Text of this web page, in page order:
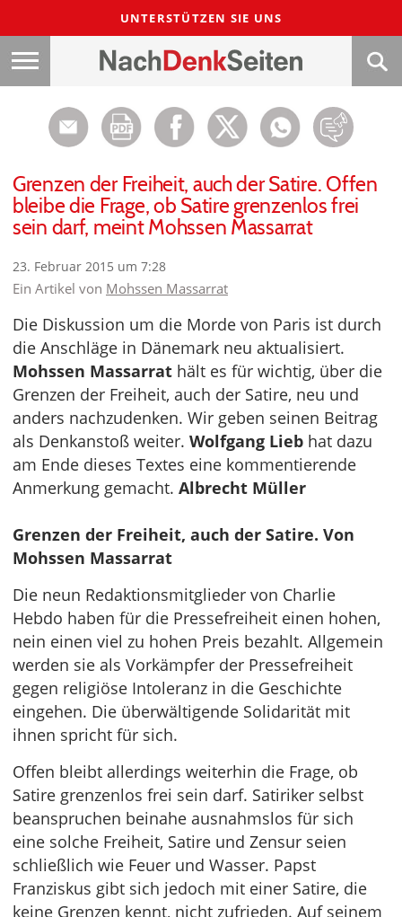
UNTERSTÜTZEN SIE UNS
Grenzen der Freiheit, auch der Satire. Offen
bleibe die Frage, ob Satire grenzenlos frei
sein darf, meint Mohssen Massarrat
23. Februar 2015 um 7:28
Ein Artikel von Mohssen Massarrat
Die Diskussion um die Morde von Paris ist durch
die Anschläge in Dänemark neu aktualisiert.
Mohssen Massarrat hält es für wichtig, über die
Grenzen der Freiheit, auch der Satire, neu und
anders nachzudenken. Wir geben seinen Beitrag
als Denkanstoß weiter. Wolfgang Lieb hat dazu
am Ende dieses Textes eine kommentierende
Anmerkung gemacht. Albrecht Müller
Grenzen der Freiheit, auch der Satire. Von
Mohssen Massarrat
Die neun Redaktionsmitglieder von Charlie
Hebdo haben für die Pressefreiheit einen hohen,
nein einen viel zu hohen Preis bezahlt. Allgemein
werden sie als Vorkämpfer der Pressefreiheit
gegen religiöse Intoleranz in die Geschichte
eingehen. Die überwältigende Solidarität mit
ihnen spricht für sich.
Offen bleibt allerdings weiterhin die Frage, ob
Satire grenzenlos frei sein darf. Satiriker selbst
beanspruchen beinahe ausnahmslos für sich
eine solche Freiheit, Satire und Zensur seien
schließlich wie Feuer und Wasser. Papst
Franziskus gibt sich jedoch mit einer Satire, die
keine Grenzen kennt, nicht zufrieden. Auf seinem